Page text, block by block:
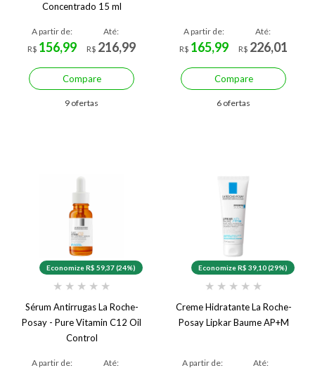
Concentrado 15 ml
A partir de:
R$ 156,99
Até:
R$ 216,99
Compare
9 ofertas
A partir de:
R$ 165,99
Até:
R$ 226,01
Compare
6 ofertas
Economize R$ 59,37 (24%)
★ ★ ★ ★ ★
Sérum Antirrugas La Roche-
Posay - Pure Vitamin C12 Oil
Control
A partir de:
Até:
Economize R$ 39,10 (29%)
★ ★ ★ ★ ★
Creme Hidratante La Roche-
Posay Lipkar Baume AP+M
A partir de:
Até: